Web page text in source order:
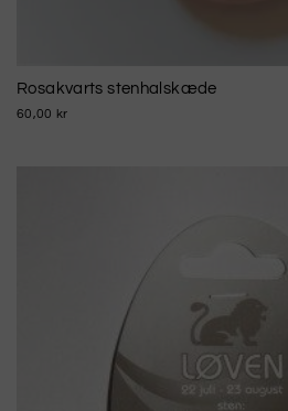
Rosakvarts stenhalskæde
60,00 kr